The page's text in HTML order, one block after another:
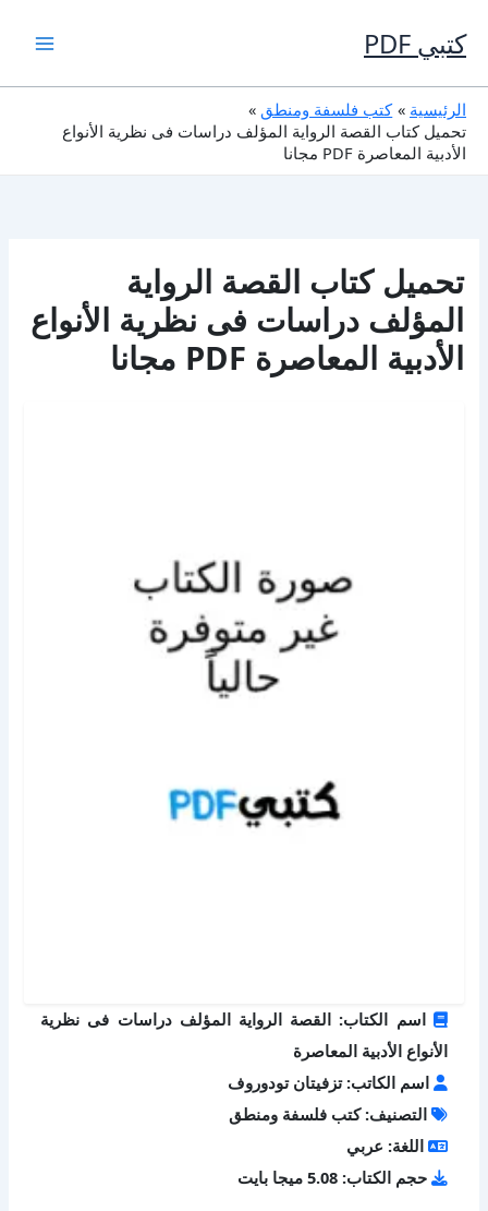
إلى
المحتوى
كتبي PDF
الرئيسية
كتب فلسفة ومنطق
تحميل كتاب القصة الرواية المؤلف دراسات فى نظرية الأنواع
الأدبية المعاصرة PDF مجانا
تحميل كتاب القصة الرواية
المؤلف دراسات فى نظرية الأنواع
الأدبية المعاصرة PDF مجانا
اسم الكتاب: القصة الرواية المؤلف دراسات فى نظرية
الأنواع الأدبية المعاصرة
اسم الكاتب: تزفيتان تودوروف
التصنيف: كتب فلسفة ومنطق
اللغة: عربي
حجم الكتاب: 5.08 ميجا بايت